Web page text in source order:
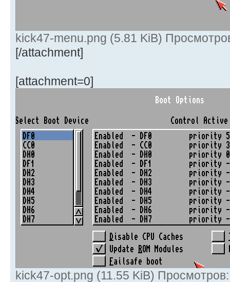
kick47-menu.png (5.81 KiB)
[/attachment]
[attachment=0]
kick47-opt.png (11.55 KiB)